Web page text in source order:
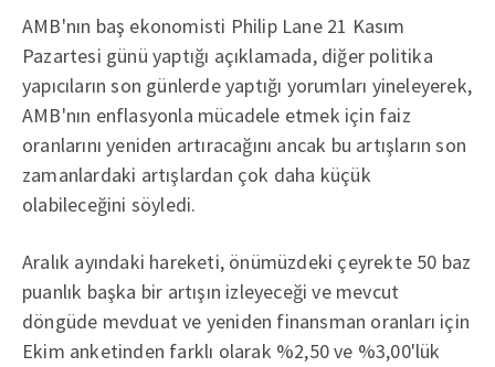
AMB'nın baş ekonomisti Philip Lane 21 Kasım
Pazartesi günü yaptığı açıklamada, diğer politika
yapıcıların son günlerde yaptığı yorumları yineleyerek,
AMB'nın enflasyonla mücadele etmek için faiz
oranlarını yeniden artıracağını ancak bu artışların son
zamanlardaki artışlardan çok daha küçük
olabileceğini söyledi.
Aralık ayındaki hareketi, önümüzdeki çeyrekte 50 baz
puanlık başka bir artışın izleyeceği ve mevcut
döngüde mevduat ve yeniden finansman oranları için
Ekim anketinden farklı olarak %2,50 ve %3,00'lük